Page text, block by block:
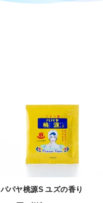
パパヤ桃源S ユズの香り